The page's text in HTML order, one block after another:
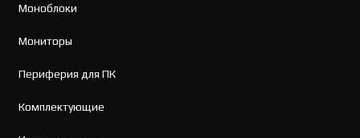
Моноблоки
Мониторы
Периферия для ПК
Комплектующие